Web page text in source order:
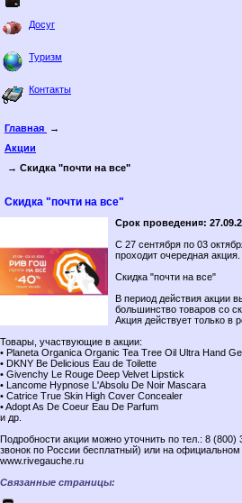
Досуг
Туризм
Контакты
Главная
→
Акции
→ Скидка "почти на все"
Скидка "почти на все"
Срок проведени¤:
C 27 сентября по 03
проходит очередная акция.
Скидка "почти на все"
В период действия акции
большинство товаров со
Акция действует только в
Товары, участвующие в акции:
• Planeta Organica Organic Tea Tree Oil Ultra Hand
• DKNY Be Delicious Eau de Toilette
• Givenchy Le Rouge Deep Velvet Lipstick
• Lancome Hypnose L'Absolu De Noir Mascara
• Catrice True Skin High Cover Concealer
• Adopt As De Coeur Eau De Parfum
и др.
Подробности акции можно уточнить по тел.: 8 (800)
звонок по России бесплатный) или на
www.rivegauche.ru
Связанные страницы: